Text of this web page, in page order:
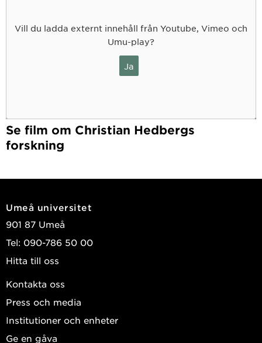
Lem3 functions through remodelling of the switch
, Springer Nature 2023,
2021
Rab1-AMPylation by Legionella DrrA is
Nature Communications, Nature Research 2021,
Du, Jiqing; Wrisberg, Marie-Kristin von; Gulen,
Burak; et al.
2021
BiP is mediated by TPR motifs of FICD
Nature Communications
Vol. 12, (1)
Fauser, Joel; Gulen, Burak; Pogenberg, Vivian; et
Vill du ladda externt innehåll från Youtube, Vimeo och
Umu-play?
Ja
Se film om Christian Hedbergs
forskning
Umeå universitet
901 87 Umeå
Tel: 090-786 50 00
Hitta till oss
Kontakta oss
Press och media
Institutioner och enheter
Ge en gåva